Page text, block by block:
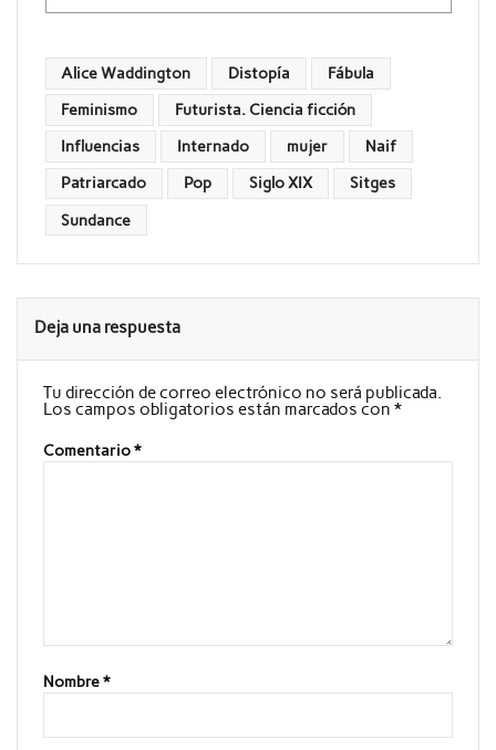
Alice Waddington Distopía Fábula
Feminismo Futurista. Ciencia ficción
Influencias Internado mujer Naif
Patriarcado Pop Siglo XIX Sitges
Sundance
Deja una respuesta
Tu dirección de correo electrónico no será publicada.
Los campos obligatorios están marcados con *
Comentario*
Nombre*